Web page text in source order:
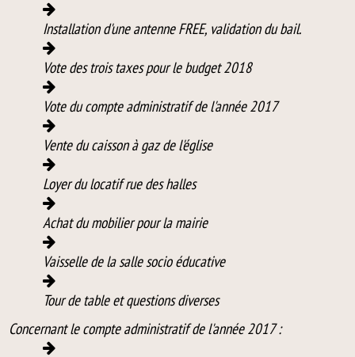
Installation d'une antenne FREE, validation du bail.
Vote des trois taxes pour le budget 2018
Vote du compte administratif de l'année 2017
Vente du caisson à gaz de l'église
Loyer du locatif rue des halles
Achat du mobilier pour la mairie
Vaisselle de la salle socio éducative
Tour de table et questions diverses
Concernant le compte administratif de l'année 2017 :